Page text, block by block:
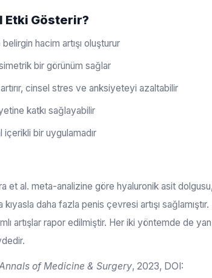
Etki Gösterir?
hacim artışı oluşturur
bir görünüm sağlar
cinsel stres ve anksiyeteyi azaltabilir
katkı sağlayabilir
bir uygulamadır
et al. meta-analizine göre hyaluronik asit dolgusu,
daha fazla penis çevresi artışı sağlamıştır.
artışlar rapor edilmiştir. Her iki yöntemde de yan
of Medicine & Surgery, 2023, DOI: